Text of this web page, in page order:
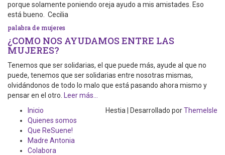
porque solamente poniendo oreja ayudo a mis amistades. Eso
está bueno. Cecilia
palabra de mujeres
¿COMO NOS AYUDAMOS ENTRE LAS
MUJERES?
Tenemos que ser solidarias, el que puede más, ayude al que no
puede, tenemos que ser solidarias entre nosotras mismas,
olvidándonos de todo lo malo que está pasando ahora mismo y
pensar en el otro.
Leer más…
Inicio
Quienes somos
Que ReSuene!
Madre Antonia
Colabora
Hestia | Desarrollado porThemeIsle